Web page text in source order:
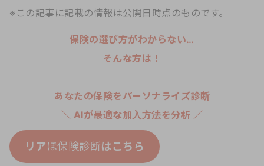
※この記事に記載の情報は公開日時点のものです。
保険の選び方がわからない…
そんな方は！
あなたの保険をパーソナライズ診断
＼ AIが最適な加入方法を分析 ／
リアほ保険診断はこちら